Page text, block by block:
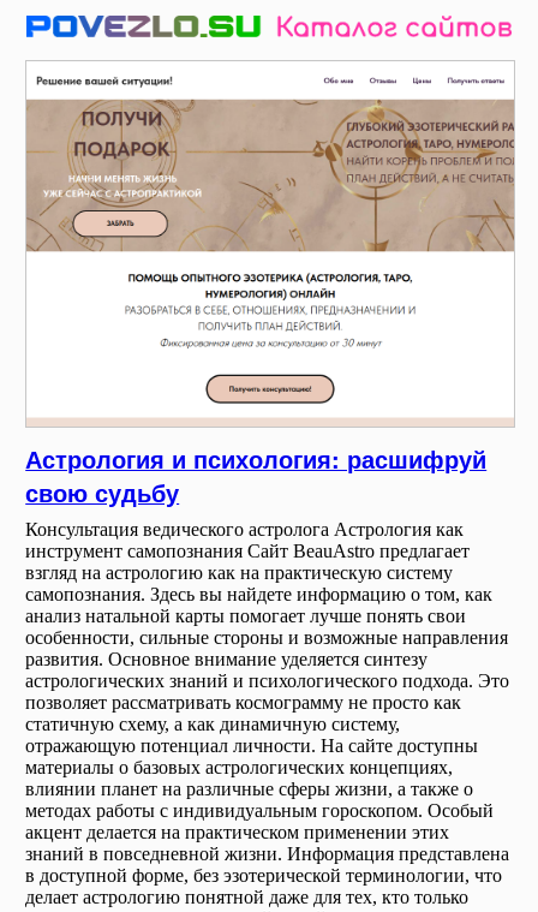
Астрология и психология: расшифруй
свою судьбу
Консультация ведического астролога Астрология как
инструмент самопознания Сайт BeauAstro предлагает
взгляд на астрологию как на практическую систему
самопознания. Здесь вы найдете информацию о том, как
анализ натальной карты помогает лучше понять свои
особенности, сильные стороны и возможные направления
развития. Основное внимание уделяется синтезу
астрологических знаний и психологического подхода. Это
позволяет рассматривать космограмму не просто как
статичную схему, а как динамичную систему,
отражающую потенциал личности. На сайте доступны
материалы о базовых астрологических концепциях,
влиянии планет на различные сферы жизни, а также о
методах работы с индивидуальным гороскопом. Особый
акцент делается на практическом применении этих
знаний в повседневной жизни. Информация представлена
в доступной форме, без эзотерической терминологии, что
делает астрологию понятной даже для тех, кто только